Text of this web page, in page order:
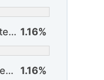
Rômulo (Internacional) 1.16%
Aníbal Moreno (Palmeiras) 1.16%